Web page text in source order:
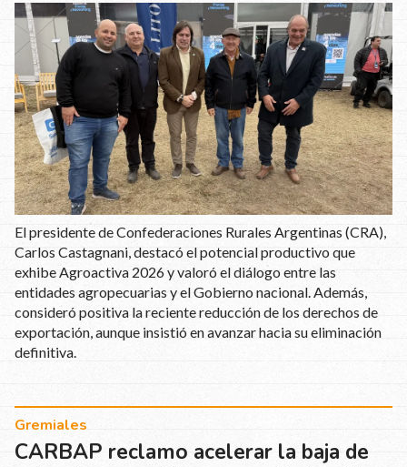
El presidente de Confederaciones Rurales Argentinas (CRA),
Carlos Castagnani, destacó el potencial productivo que
exhibe Agroactiva 2026 y valoró el diálogo entre las
entidades agropecuarias y el Gobierno nacional. Además,
consideró positiva la reciente reducción de los derechos de
exportación, aunque insistió en avanzar hacia su eliminación
definitiva.
CARBAP reclamo acelerar la baja de
Gremiales